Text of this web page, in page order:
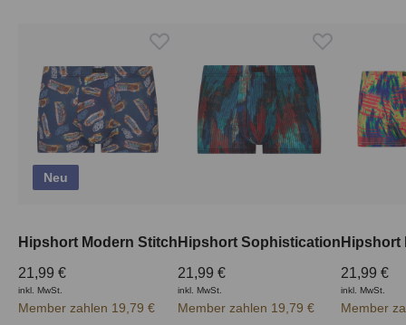
Neu
Hipshort Modern Stitch
21,99 €
inkl. MwSt.
Member zahlen 19,79 €
Hipshort Sophistication
21,99 €
inkl. MwSt.
Member zahlen 19,79 €
Hipshort
21,99 €
inkl. MwSt.
Member